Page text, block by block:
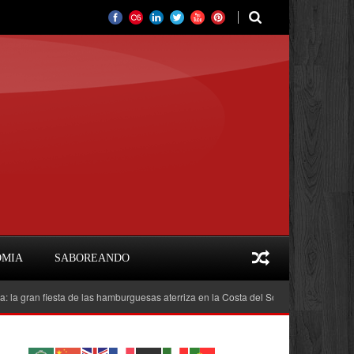
SABOREANDO
de las hamburguesas aterriza en la Costa del Sol Feria del Libro